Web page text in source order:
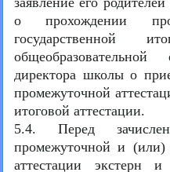
о прохождении
государственной
директора школы о
промежуточной
итоговой аттестации.
5.4. Перед
промежуточной и (или)
аттестации экстерн